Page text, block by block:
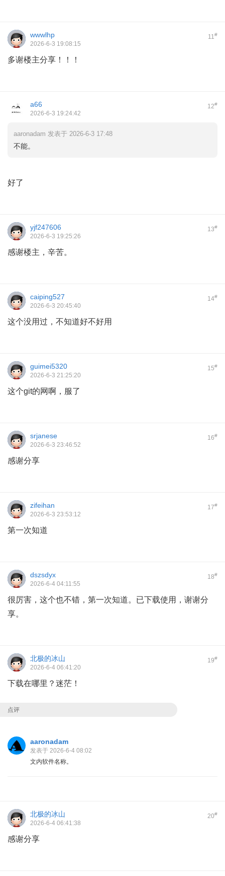
11 #
wwwlhp
2026-6-3 19:08:15
多谢楼主分享！！！
12#
a66
2026-6-3 19:24:42
aaronadam 发表于 2026-6-3 17:48
不能。
好了
13#
yjf247606
2026-6-3 19:25:26
感谢楼主，辛苦。
14#
caiping527
2026-6-3 20:45:40
这个没用过，不知道好不好用
15#
guimei5320
2026-6-3 21:25:20
这个git的网啊，服了
16#
srjanese
2026-6-3 23:46:52
感谢分享
17#
zifeihan
2026-6-3 23:53:12
第一次知道
18#
dszsdyx
2026-6-4 04:11:55
很厉害，这个也不错，第一次知道。已下载使用，谢谢分
享。
19#
北极的冰山
2026-6-4 06:41:20
下载在哪里？迷茫！
点评
aaronadam
发表于 2026-6-4 08:02
文内软件名称。
20#
北极的冰山
2026-6-4 06:41:38
感谢分享